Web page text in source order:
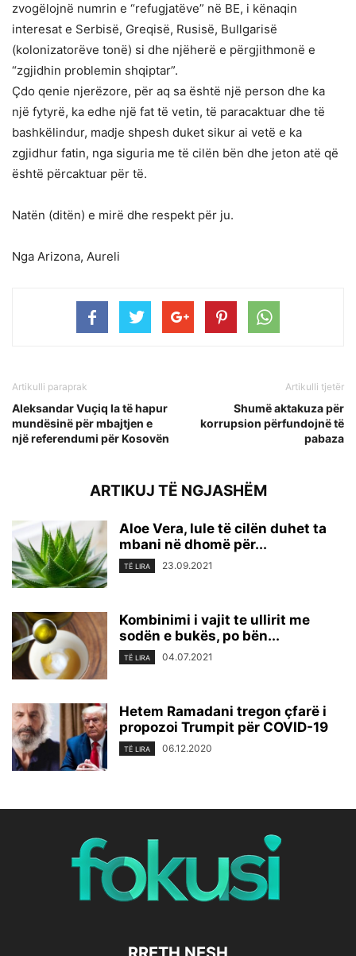
zvogëlojnë numrin e “refugjatëve” në BE, i kënaqin
interesat e Serbisë, Greqisë, Rusisë, Bullgarisë
(kolonizatorëve tonë) si dhe njëherë e përgjithmonë e
“zgjidhin problemin shqiptar”.
Çdo qenie njerëzore, për aq sa është një person dhe ka
një fytyrë, ka edhe një fat të vetin, të paracaktuar dhe të
bashkëlindur, madje shpesh duket sikur ai vetë e ka
zgjidhur fatin, nga siguria me të cilën bën dhe jeton atë që
është përcaktuar për të.
Natën (ditën) e mirë dhe respekt për ju.
Nga Arizona, Aureli
Artikulli paraprak
Aleksandar Vuçiq la të hapur
mundësinë për mbajtjen e
një referendumi për Kosovën
Artikulli tjetër
Shumë aktakuza për
korrupsion përfundojnë të
pabaza
ARTIKUJ TË NGJASHËM
Aloe Vera, lule të cilën duhet ta
mbani në dhomë për...
TË LIRA 23.09.2021
Kombinimi i vajit te ullirit me
sodën e bukës, po bën...
TË LIRA 04.07.2021
Hetem Ramadani tregon çfarë i
propozoi Trumpit për COVID-19
TË LIRA 06.12.2020